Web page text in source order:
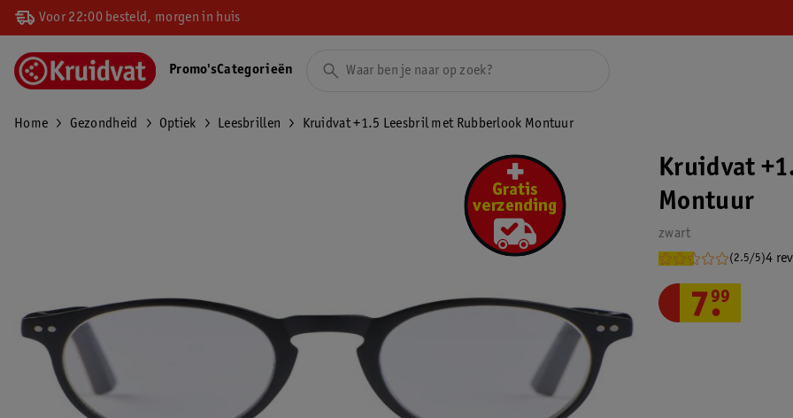
Voor 22:00 besteld, morgen in huis
Promo'sCategorieën
Home Gezondheid Optiek Leesbrillen Kruidvat +1.5 Leesbril met Rubberlook Montuur
Kruidvat
Montuur
zwart
(2.5/5)4
7.
99